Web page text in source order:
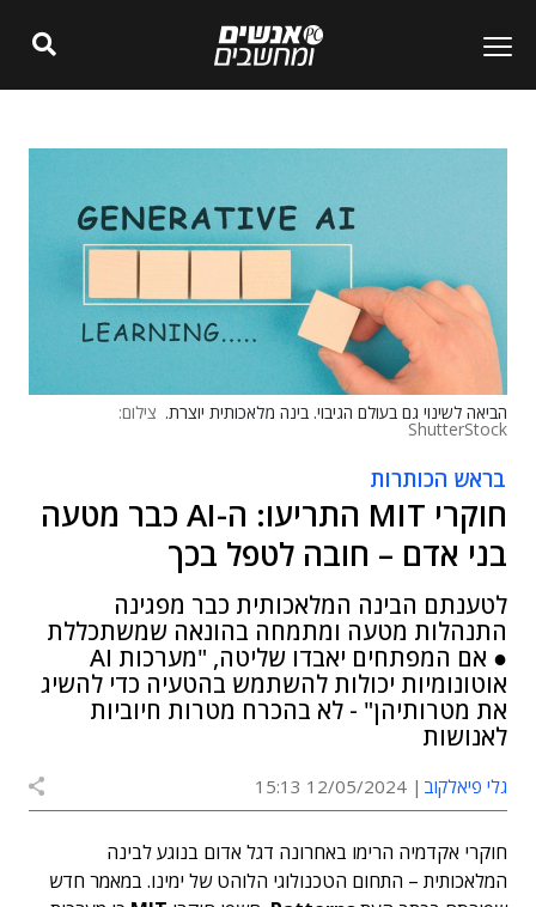
הביאה לשינוי גם בעולם הגיבוי. בינה מלאכותית יוצרת. צילום:
ShutterStock
בראש הכותרות
חוקרי MIT התריעו: ה-AI כבר מטעה
בני אדם – חובה לטפל בכך
לטענתם הבינה המלאכותית כבר מפגינה
התנהלות מטעה ומתמחה בהונאה שמשתכללת
● אם המפתחים יאבדו שליטה, "מערכות AI
אוטונומיות יכולות להשתמש בהטעיה כדי להשיג
את מטרותיהן" - לא בהכרח מטרות חיוביות
לאנושות
גלי פיאלקוב 12/05/2024 15:13
חוקרי אקדמיה הרימו באחרונה דגל אדום בנוגע לבינה
המלאכותית – התחום הטכנולוגי הלוהט של ימינו. במאמר חדש